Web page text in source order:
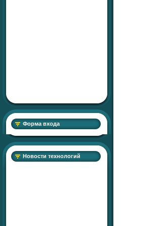
Форма входа
Новости технологий